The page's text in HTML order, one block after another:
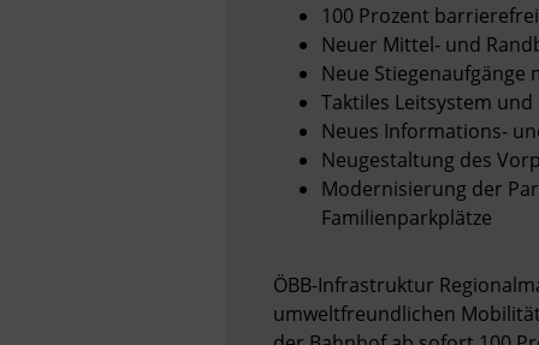
100 Prozent barrierefrei
Neuer Mittel- und
Neue Stiegenaufgänge
Taktiles Leitsystem
Neues Informations-
Neugestaltung des
Modernisierung der
Familienparkplätze
ÖBB-Infrastruktur
umweltfreundlichen